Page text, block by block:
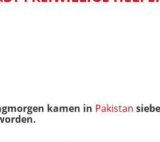
kamen in Pakistan